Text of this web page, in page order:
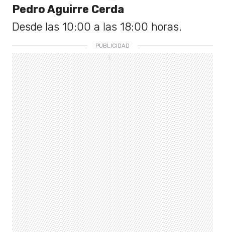
Pedro Aguirre Cerda
Desde las 10:00 a las 18:00 horas.